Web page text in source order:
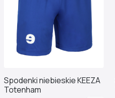
Spodenki niebieskie KEEZA
Totenham